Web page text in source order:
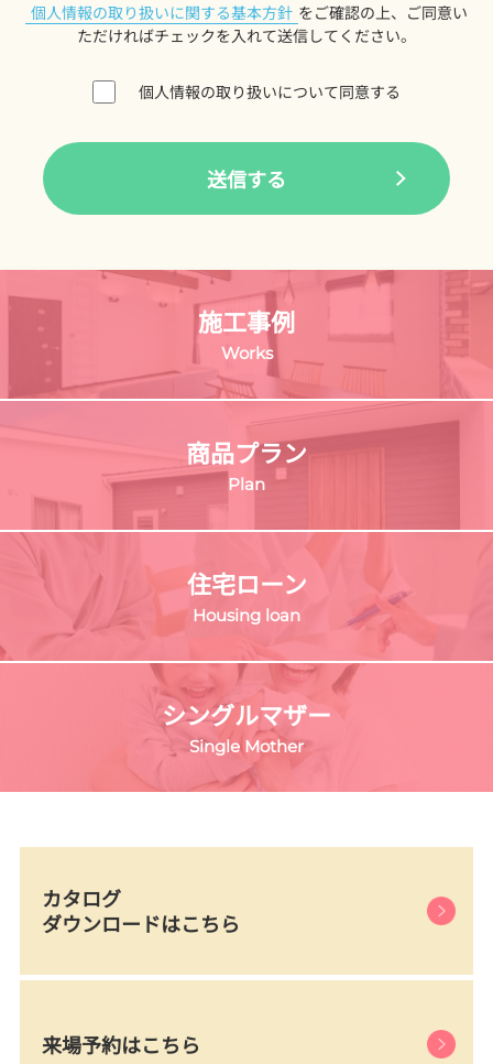
個人情報の取り扱いに関する基本方針 をご確認の上、ご同意い
ただければチェックを入れて送信してください。
個人情報の取り扱いについて同意する
施工事例
Works
商品プラン
Plan
住宅ローン
Housing loan
シングルマザー
Single Mother
カタログ
ダウンロードはこちら
来場予約はこちら